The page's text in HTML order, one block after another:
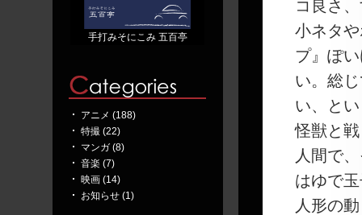
手打みそにこみ 五百亭
アニメ (188)
特撮 (22)
マンガ (8)
音楽 (7)
映画 (14)
お知らせ (1)
コ良さ
小ネタ
プ』ぽ
い。総
い、と
怪獣と
人間で
はゆで
人形の